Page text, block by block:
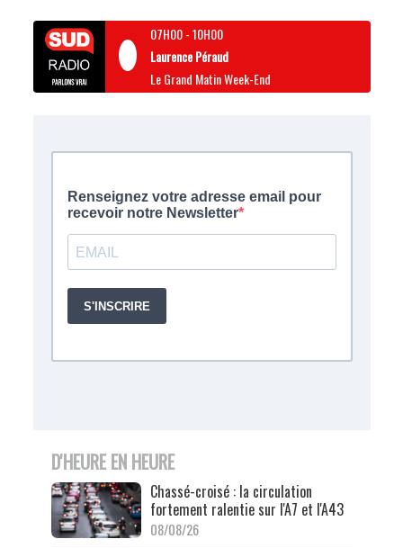
07H00-10H00
Laurence Péraud
Le Grand Matin Week-End
D'HEURE EN HEURE
Chassé-croisé : la circulation
fortement ralentie sur l'A7 et l'A43
08/08/26